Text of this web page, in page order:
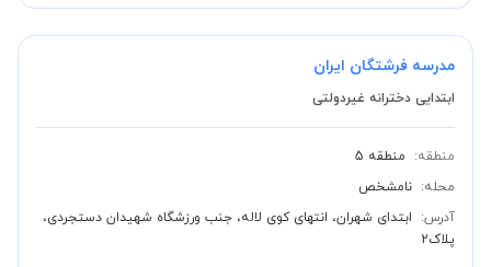
مدرسه فرشتگان ایران
ابتدایی دخترانه غیردولتی
منطقه:
منطقه 5
محله: نامشخص
آدرس:
ابتدای شهران، انتهای کوی لاله، جنب ورزشگاه شهیدان دستجردی،
پلاک2